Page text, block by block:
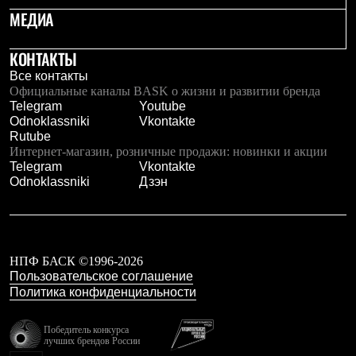
Рубашки
Футболки
Брюки
Термобелье
Теплое термобелье
Среднее термобелье
Легкое термобелье
Флисовая одежда
Куртки
Брюки
Детская одежда
Утепленная синтетикой
Комбинезоны
Куртки
Брюки
Футболки
Толстовки
МЕДИА
КОНТАКТЫ
Все контакты
Официальные каналы BASK о жизни и развитии бренда
Telegram
Youtube
Odnoklassniki
Vkontakte
Rutube
Интернет-магазин, розничные продажи: новинки и акции
Telegram
Vkontakte
Odnoklassniki
Дзэн
НПФ БАСК ©1996-2026
Пользовательское соглашение
Политика конфиденциальности
Победитель конкурса
лучших брендов России